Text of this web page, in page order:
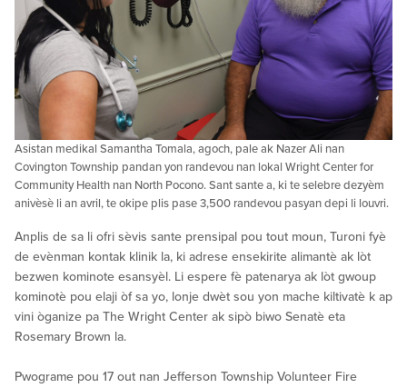
Asistan medikal Samantha Tomala, agoch, pale ak Nazer Ali nan
Covington Township pandan yon randevou nan lokal Wright Center for
Community Health nan North Pocono. Sant sante a, ki te selebre dezyèm
anivèsè li an avril, te okipe plis pase 3,500 randevou pasyan depi li louvri.
Anplis de sa li ofri sèvis sante prensipal pou tout moun, Turoni fyè
de evènman kontak klinik la, ki adrese ensekirite alimantè ak lòt
bezwen kominote esansyèl. Li espere fè patenarya ak lòt gwoup
kominotè pou elaji òf sa yo, lonje dwèt sou yon mache kiltivatè k ap
vini òganize pa The Wright Center ak sipò biwo Senatè eta
Rosemary Brown la.
Pwograme pou 17 out nan Jefferson Township Volunteer Fire